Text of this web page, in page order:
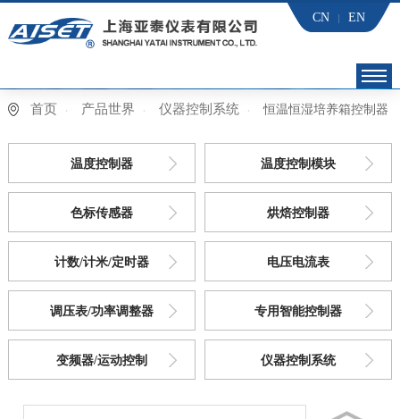
CN EN
首页
亚泰 党建
产品世界
应用行业
下载中心
技术服务
联系亚泰
首页 产品世界 仪器控制系统 恒温恒湿培养箱控制器
温度控制器 温度控制模块
色标传感器 烘焙控制器
计数/计米/定时器 电压电流表
调压表/功率调整器 专用智能控制器
变频器/运动控制 仪器控制系统